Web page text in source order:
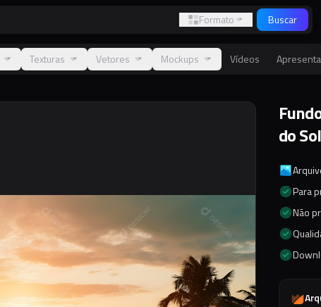
Formato Buscar
Texturas Vetores Mockups Vídeos
do Sol
Para
Não